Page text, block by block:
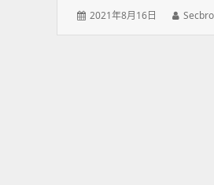
发
2021年8月16日
作